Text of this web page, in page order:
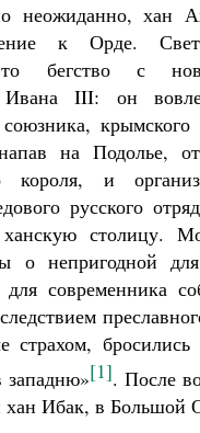
неожиданно, хан
к Орде.
бегство с
Ивана III: он
крымского
на Подолье,
короля, и
русского
столицу.
о непригодной
современника
страхом,
западню»[1]. После
хан Ибак, в Большой